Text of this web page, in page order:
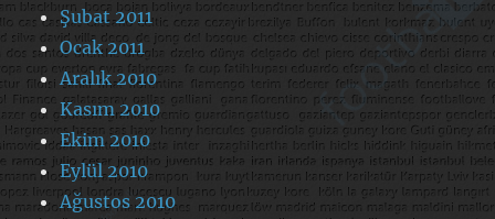
Şubat 2011
Ocak 2011
Aralık 2010
Kasım 2010
Ekim 2010
Eylül 2010
Ağustos 2010